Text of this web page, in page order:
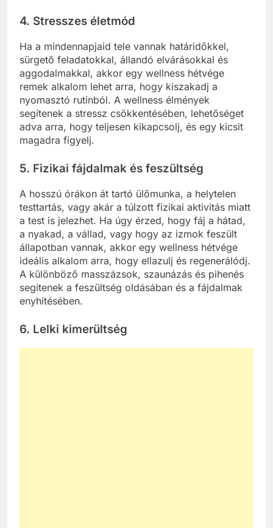
4. Stresszes életmód
Ha a mindennapjaid tele vannak határidőkkel,
sürgető feladatokkal, állandó elvárásokkal és
aggodalmakkal, akkor egy wellness hétvége
remek alkalom lehet arra, hogy kiszakadj a
nyomasztó rutinból. A wellness élmények
segítenek a stressz csökkentésében, lehetőséget
adva arra, hogy teljesen kikapcsolj, és egy kicsit
magadra figyelj.
5. Fizikai fájdalmak és feszültség
A hosszú órákon át tartó ülőmunka, a helytelen
testtartás, vagy akár a túlzott fizikai aktivitás miatt
a test is jelezhet. Ha úgy érzed, hogy fáj a hátad,
a nyakad, a vállad, vagy hogy az izmok feszült
állapotban vannak, akkor egy wellness hétvége
ideális alkalom arra, hogy ellazulj és regenerálódj.
A különböző masszázsok, szaunázás és pihenés
segítenek a feszültség oldásában és a fájdalmak
enyhítésében.
6. Lelki kimerültség